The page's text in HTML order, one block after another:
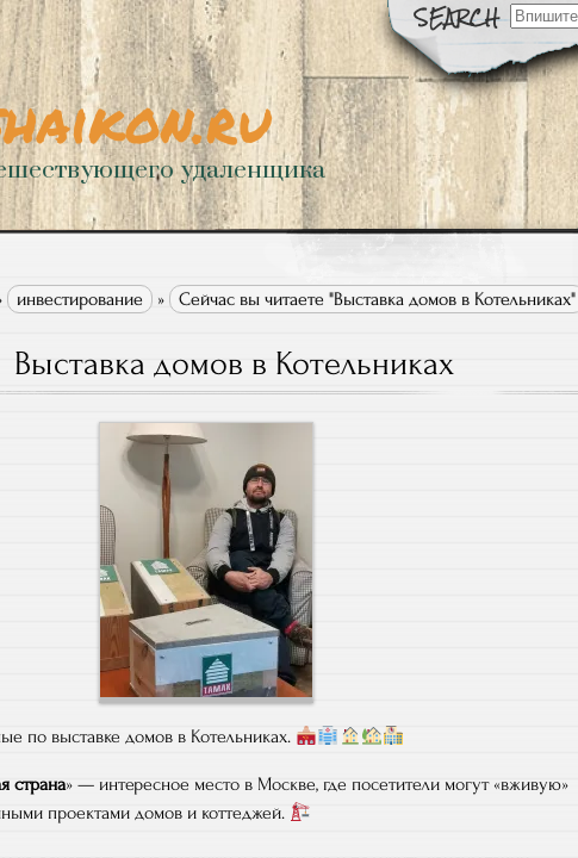
Искать:
удаленщика
инвестирование » Сейчас вы читаете "Выставка домов в Котельниках"
Выставка домов в Котельниках
по выставке домов в Котельниках.
страна» — интересное место в Москве, где посетители могут «вживую»
проектами домов и коттеджей.